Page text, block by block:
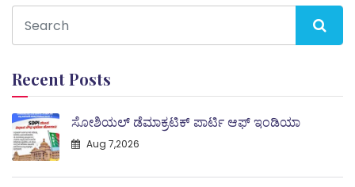
Recent Posts
ಸೋಶಿಯಲ್ ಡೆಮಾಕ್ರಟಿಕ್ ಪಾರ್ಟಿ ಆಫ್ ಇಂಡಿಯಾ
Aug 7,2026